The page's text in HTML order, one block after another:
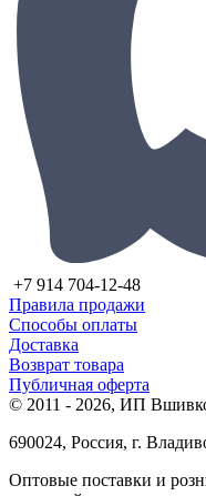
+7 914 704-12-48
Правила продажи
Способы оплаты
Доставка
Возврат товара
Публичная оферта
© 2011 - 2026, ИП
690024, Россия, г.
Оптовые поставки и